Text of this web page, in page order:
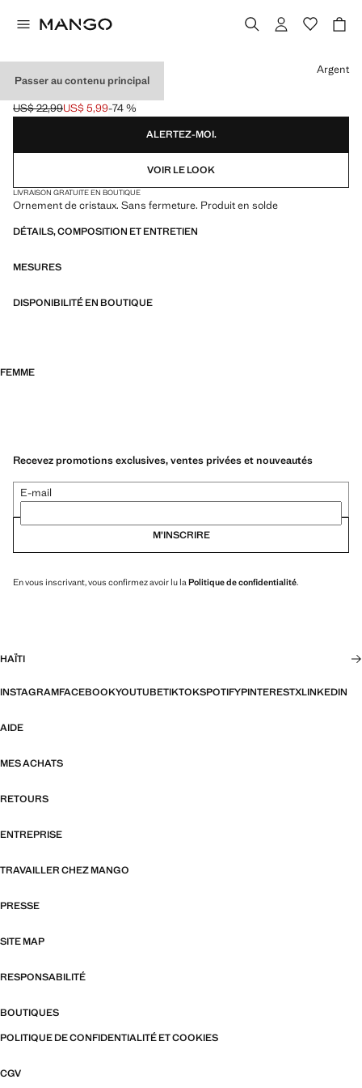
Passer au contenu principal
BAGUE CRISTAUX
Prix initial barré [US$ 22,99 ]
US$ 22,99
Prix actuel [US$ 5,99 ]
US$ 5,99-74 %
Choisissez une couleur
Argent
ALERTEZ-MOI.
VOIR LE LOOK
LIVRAISON GRATUITE EN BOUTIQUE
Ornement de cristaux. Sans fermeture. Produit en solde
DÉTAILS, COMPOSITION ET ENTRETIEN
MESURES
DISPONIBILITÉ EN BOUTIQUE
FEMME
Recevez promotions exclusives, ventes privées et nouveautés
E-mail
M’INSCRIRE
En vous inscrivant, vous confirmez avoir lu la Politique de confidentialité.
HAÏTI
INSTAGRAMFACEBOOKYOUTUBETIKTOKSPOTIFYPINTERESTXLINKEDIN
AIDE
MES ACHATS
RETOURS
ENTREPRISE
TRAVAILLER CHEZ MANGO
PRESSE
SITE MAP
RESPONSABILITÉ
BOUTIQUES
POLITIQUE DE CONFIDENTIALITÉ ET COOKIES
CGV